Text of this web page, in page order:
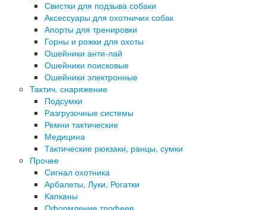
Свистки для подзыва собаки
Аксессуары для охотничих собак
Апорты для тренировки
Горны и рожки для охоты
Ошейники анти-лай
Ошейники поисковые
Ошейники электронные
Тактич. снаряжение
Подсумки
Разгрузочные системы
Ремни тактические
Медицина
Тактические рюкзаки, ранцы, сумки
Прочее
Сигнал охотника
Арбалеты, Луки, Рогатки
Капканы